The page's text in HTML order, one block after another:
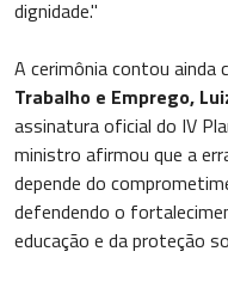
dignidade."
A cerimônia contou ainda
Trabalho e Emprego,
assinatura oficial do IV
ministro afirmou que a
depende do
defendendo o
educação e da proteção